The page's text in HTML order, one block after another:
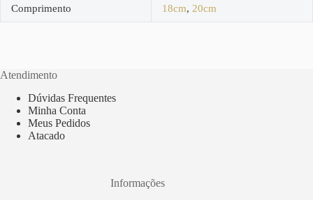
Comprimento 18cm, 20cm
Atendimento
Dúvidas Frequentes
Minha Conta
Meus Pedidos
Atacado
Informações